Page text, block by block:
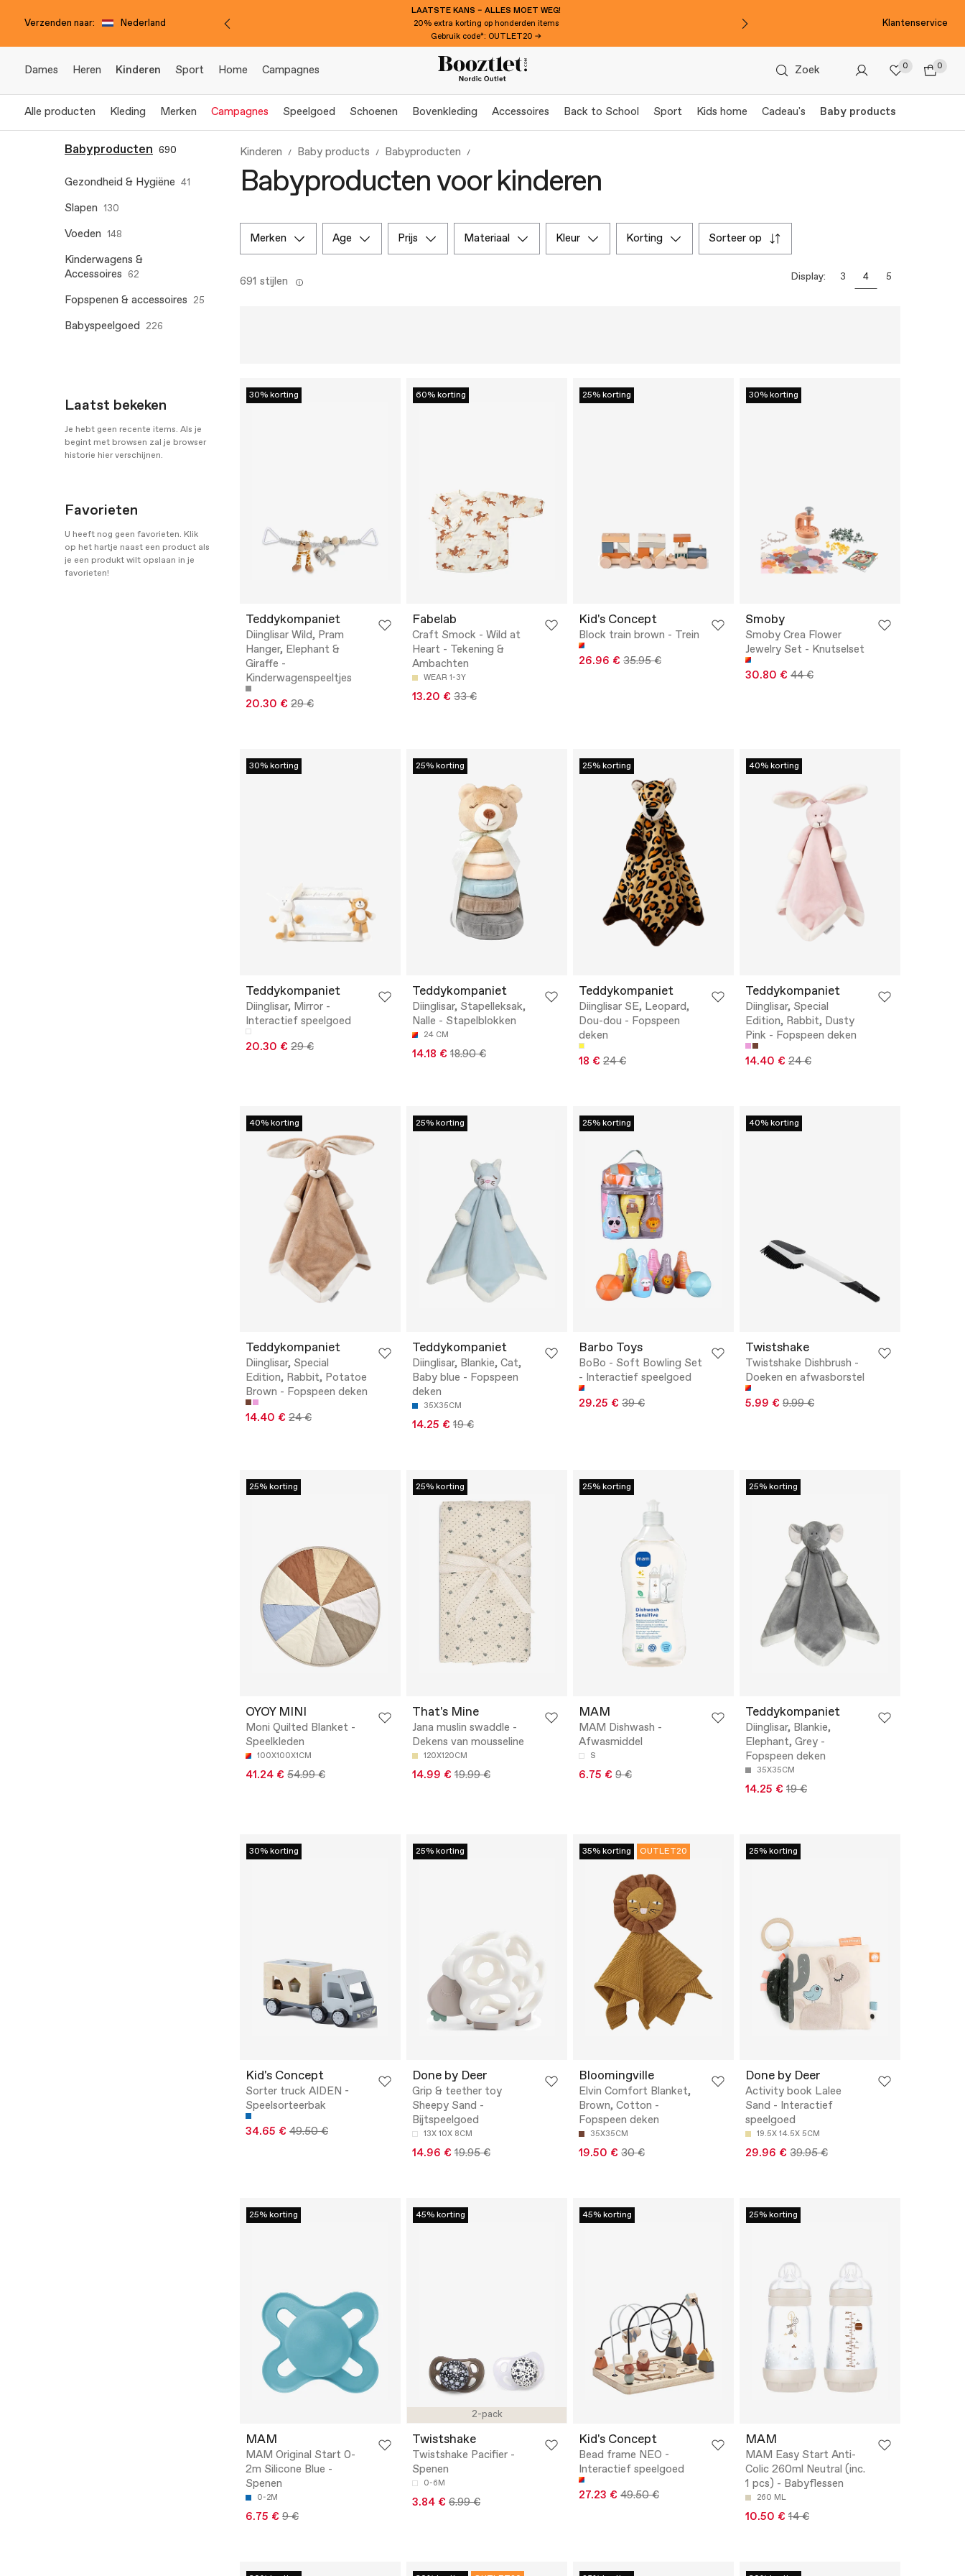
Verzenden naar: Nederland
LAATSTE KANS – ALLES MOET WEG!
20% extra korting op honderden items
Gebruik code*: OUTLET20 →
Klantenservice
Dames Heren Kinderen Sport Home Campagnes Zoek 0 0
Alle producten Kleding Merken Campagnes Speelgoed Schoenen Bovenkleding Accessoires Back to School Sport Kids home Cadeau's Baby products
Babyproducten 690
Gezondheid & Hygiëne 41
Slapen 130
Voeden 148
Kinderwagens &
Accessoires 62
Fopspenen & accessoires 25
Babyspeelgoed 226
Laatst bekeken
Je hebt geen recente items. Als je
begint met browsen zal je browser
historie hier verschijnen.
Favorieten
U heeft nog geen favorieten. Klik
op het hartje naast een product als
je een produkt wilt opslaan in je
favorieten!
Kinderen Baby products Babyproducten
Babyproducten voor kinderen
merken age prijs materiaal kleur korting sorteer op
691 stijlen Display: 3 4 5
30% korting
Teddykompaniet
Diinglisar Wild, Pram
Hanger, Elephant &
Giraffe -
Kinderwagenspeeltjes
20.30 € 29 €
60% korting
Fabelab
Craft Smock - Wild at
Heart - Tekening &
Ambachten
WEAR 1-3Y
13.20 € 33 €
25% korting
Kid's Concept
Block train brown - Trein
26.96 € 35.95 €
30% korting
Smoby
Smoby Crea Flower
Jewelry Set - Knutselset
30.80 € 44 €
30% korting
Teddykompaniet
Diinglisar, Mirror -
Interactief speelgoed
20.30 € 29 €
25% korting
Teddykompaniet
Diinglisar, Stapelleksak,
Nalle - Stapelblokken
24 CM
14.18 € 18.90 €
25% korting
Teddykompaniet
Diinglisar SE, Leopard,
Dou-dou - Fopspeen
deken
18 € 24 €
40% korting
Teddykompaniet
Diinglisar, Special
Edition, Rabbit, Dusty
Pink - Fopspeen deken
14.40 € 24 €
40% korting
Teddykompaniet
Diinglisar, Special
Edition, Rabbit, Potatoe
Brown - Fopspeen deken
14.40 € 24 €
25% korting
Teddykompaniet
Diinglisar, Blankie, Cat,
Baby blue - Fopspeen
deken
35X35CM
14.25 € 19 €
25% korting
Barbo Toys
BoBo - Soft Bowling Set
- Interactief speelgoed
29.25 € 39 €
40% korting
Twistshake
Twistshake Dishbrush -
Doeken en afwasborstel
5.99 € 9.99 €
25% korting
OYOY MINI
Moni Quilted Blanket -
Speelkleden
100X100X1CM
41.24 € 54.99 €
25% korting
That's Mine
Jana muslin swaddle -
Dekens van mousseline
120X120CM
14.99 € 19.99 €
25% korting
MAM
MAM Dishwash -
Afwasmiddel
S
6.75 € 9 €
25% korting
Teddykompaniet
Diinglisar, Blankie,
Elephant, Grey -
Fopspeen deken
35X35CM
14.25 € 19 €
30% korting
Kid's Concept
Sorter truck AIDEN -
Speelsorteerbak
34.65 € 49.50 €
25% korting
Done by Deer
Grip & teether toy
Sheepy Sand -
Bijtspeelgoed
13X 10X 8CM
14.96 € 19.95 €
35% korting OUTLET20
Bloomingville
Elvin Comfort Blanket,
Brown, Cotton -
Fopspeen deken
35X35CM
19.50 € 30 €
25% korting
Done by Deer
Activity book Lalee
Sand - Interactief
speelgoed
19.5X 14.5X 5CM
29.96 € 39.95 €
25% korting
MAM
MAM Original Start 0-
2m Silicone Blue -
Spenen
0-2M
6.75 € 9 €
2-pack
45% korting
Twistshake
Twistshake Pacifier -
Spenen
0-6M
3.84 € 6.99 €
45% korting
Kid's Concept
Bead frame NEO -
Interactief speelgoed
27.23 € 49.50 €
25% korting
MAM
MAM Easy Start Anti-
Colic 260ml Neutral (inc.
1 pcs) - Babyflessen
260 ML
10.50 € 14 €